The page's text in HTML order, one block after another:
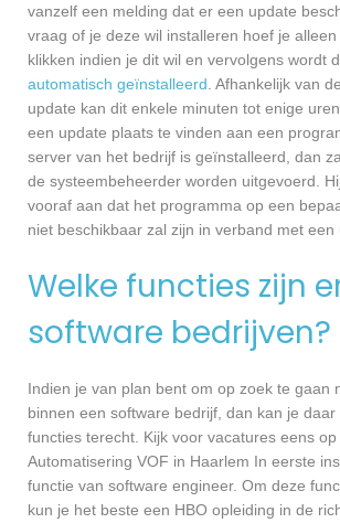
vanzelf een melding dat er een update
vraag of je deze wil installeren hoef je alleen
klikken indien je dit wil en vervolgens wordt
automatisch geïnstalleerd . Afhankelijk van
update kan dit enkele minuten tot enige
een update plaats te vinden aan een
server van het bedrijf is geïnstalleerd, dan
de systeembeheerder worden uitgevoerd.
vooraf aan dat het programma op een
niet beschikbaar zal zijn in verband met een
Welke functies zijn
software bedrijven?
Indien je van plan bent om op zoek te gaan
binnen een software bedrijf, dan kan je
functies terecht. Kijk voor vacatures eens op
Automatisering VOF in Haarlem In eerste
functie van software engineer. Om deze
kun je het beste een HBO opleiding in de